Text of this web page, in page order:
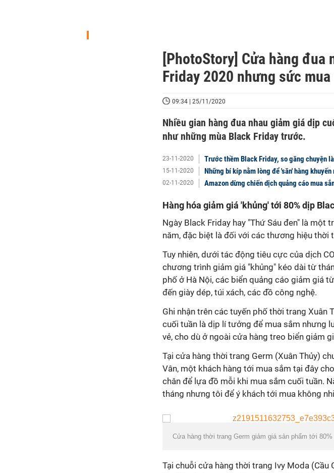
[PhotoStory] Cửa hàng
Friday 2020 nhưng sức
09:34 | 25/11/2020
Nhiều gian hàng đua nhau giảm giá dịp
như những mùa Black Friday trước.
23-11-2020 Trước thềm Black Friday, so găng chuyện
15-11-2020 Những bí kíp nằm lòng để 'săn' hàng
02-11-2020 Amazon dừng chiến dịch quảng cáo mua
Hàng hóa giảm giá 'khủng' tới 80% dịp
Ngày Black Friday hay "Thứ Sáu đen" là
năm, đặc biệt là đối với các thương hiệu thời
Tuy nhiên, dưới tác động tiêu cực của dịch
chương trình giảm giá "khủng" kéo dài từ
phố ở Hà Nội, các biển quảng cáo giảm giá
đến giày dép, túi xách, các đồ công nghệ.
Ghi nhận trên các tuyến phố thời trang Xuân
cuối tuần là dịp lí tưởng để mua sắm nhưng
vẻ, cho dù ở ngoài cửa hàng treo biển giảm
Tại cửa hàng thời trang Germ (Xuân Thủy)
Vân, một khách hàng tới mua sắm tại đây
chân để lựa đồ mỗi khi mua sắm cuối tuần.
tháng nhưng tôi để ý khách tới mua không
Cửa hàng thời trang Germ giảm giá sản phẩm tới
Tại chuỗi cửa hàng thời trang Ivy Moda